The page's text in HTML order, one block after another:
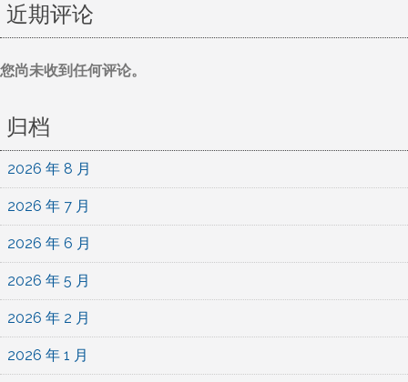
近期评论
您尚未收到任何评论。
归档
2026 年 8 月
2026 年 7 月
2026 年 6 月
2026 年 5 月
2026 年 2 月
2026 年 1 月